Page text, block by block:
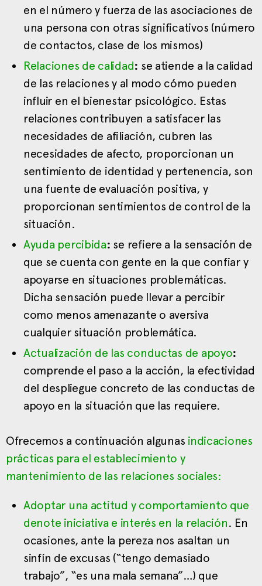
en el número y fuerza de las asociaciones de
una persona con otras significativos (número
de contactos, clase de los mismos)
Relaciones de calidad: se atiende a la calidad
de las relaciones y al modo cómo pueden
influir en el bienestar psicológico. Estas
relaciones contribuyen a satisfacer las
necesidades de afiliación, cubren las
necesidades de afecto, proporcionan un
sentimiento de identidad y pertenencia, son
una fuente de evaluación positiva, y
proporcionan sentimientos de control de la
situación.
Ayuda percibida: se refiere a la sensación de
que se cuenta con gente en la que confiar y
apoyarse en situaciones problemáticas.
Dicha sensación puede llevar a percibir
como menos amenazante o aversiva
cualquier situación problemática.
Actualización de las conductas de apoyo:
comprende el paso a la acción, la efectividad
del despliegue concreto de las conductas de
apoyo en la situación que las requiere.
Ofrecemos a continuación algunas indicaciones
prácticas para el establecimiento y
mantenimiento de las relaciones sociales:
Adoptar una actitud y comportamiento que
denote iniciativa e interés en la relación. En
ocasiones, ante la pereza nos asaltan un
sinfín de excusas (“tengo demasiado
trabajo”, “es una mala semana”…) que